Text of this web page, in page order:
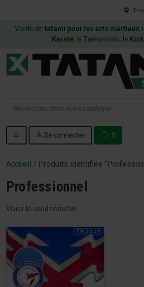
Vente de tatami pour les arts martiaux,
Karaté, le Taekwondo, le
de
Se connecter 0
Accueil / Produits identifiés
Professionnel
Voici le seul résultat